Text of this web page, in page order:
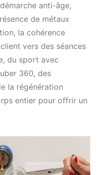
anti-âge,
de métaux
la cohérence
vers des séances
du sport avec
360, des
la régénération
entier pour offrir un